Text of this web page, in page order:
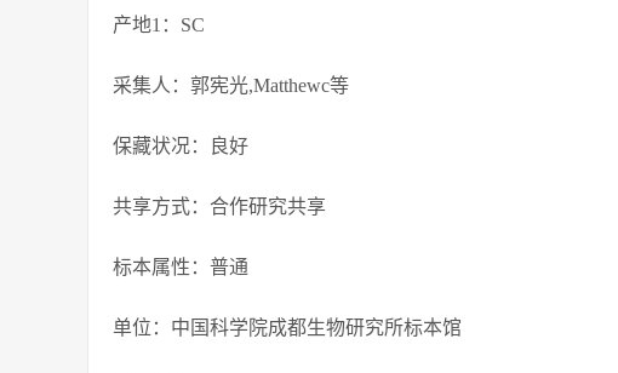
产地1：SC
采集人：郭宪光,Matthewc等
保藏状况：良好
共享方式：合作研究共享
标本属性：普通
单位：中国科学院成都生物研究所标本馆